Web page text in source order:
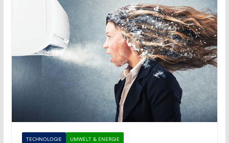
TECHNOLOGIE UMWELT & ENERGIE